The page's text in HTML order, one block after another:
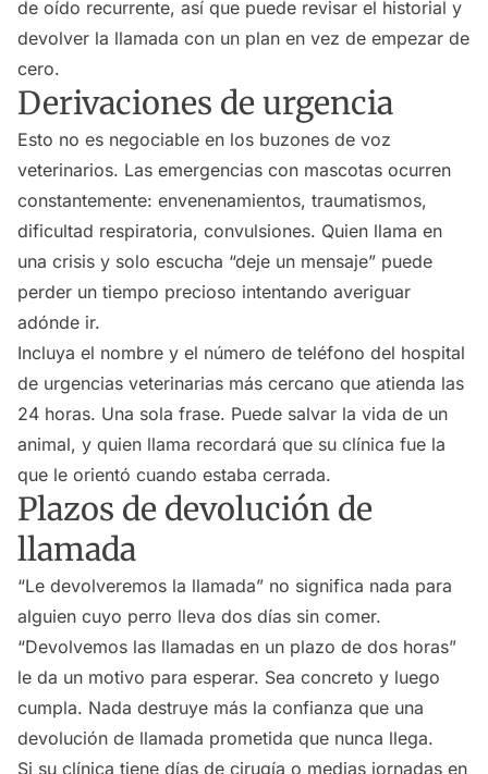
de oído recurrente, así que puede revisar el historial y
devolver la llamada con un plan en vez de empezar de
cero.
Derivaciones de urgencia
Esto no es negociable en los buzones de voz
veterinarios. Las emergencias con mascotas ocurren
constantemente: envenenamientos, traumatismos,
dificultad respiratoria, convulsiones. Quien llama en
una crisis y solo escucha “deje un mensaje” puede
perder un tiempo precioso intentando averiguar
adónde ir.
Incluya el nombre y el número de teléfono del hospital
de urgencias veterinarias más cercano que atienda las
24 horas. Una sola frase. Puede salvar la vida de un
animal, y quien llama recordará que su clínica fue la
que le orientó cuando estaba cerrada.
Plazos de devolución de
llamada
“Le devolveremos la llamada” no significa nada para
alguien cuyo perro lleva dos días sin comer.
“Devolvemos las llamadas en un plazo de dos horas”
le da un motivo para esperar. Sea concreto y luego
cumpla. Nada destruye más la confianza que una
devolución de llamada prometida que nunca llega.
Si su clínica tiene días de cirugía o medias jornadas en